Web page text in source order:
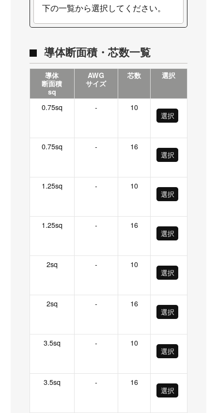
下の一覧から選択してください。
導体断面積・芯数一覧
導体
断面積
sq
AWG
サイズ
芯数 選択
0.75sq -
10
選択
0.75sq -
16
選択
1.25sq -
10
選択
1.25sq -
16
選択
2sq -
10
選択
2sq -
16
選択
3.5sq -
10
選択
3.5sq -
16
選択